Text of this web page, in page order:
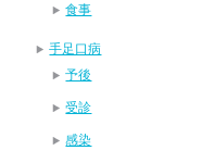
食事
手足口病
予後
受診
感染